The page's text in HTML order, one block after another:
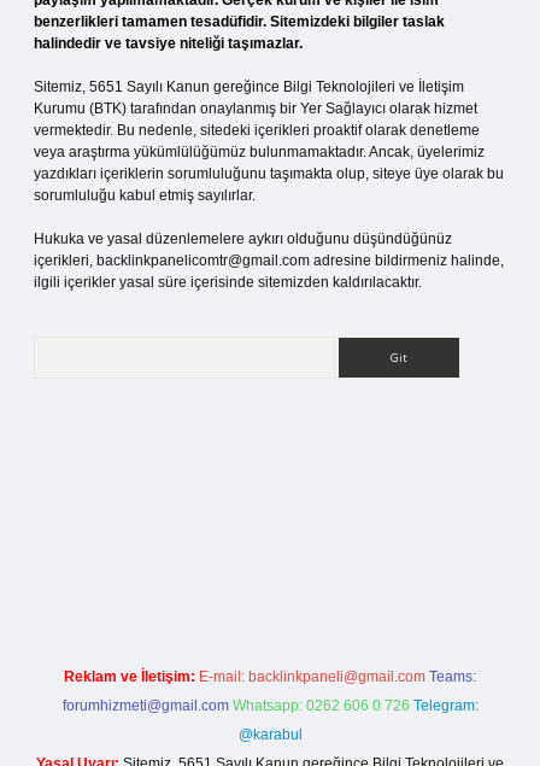
benzerlikleri tamamen tesadüfidir. Sitemizdeki bilgiler taslak
halindedir ve tavsiye niteliği taşımazlar.
Sitemiz, 5651 Sayılı Kanun gereğince Bilgi Teknolojileri ve İletişim
Kurumu (BTK) tarafından onaylanmış bir Yer Sağlayıcı olarak hizmet
vermektedir. Bu nedenle, sitedeki içerikleri proaktif olarak denetleme
veya araştırma yükümlülüğümüz bulunmamaktadır. Ancak, üyelerimiz
yazdıkları içeriklerin sorumluluğunu taşımakta olup, siteye üye olarak bu
sorumluluğu kabul etmiş sayılırlar.
Hukuka ve yasal düzenlemelere aykırı olduğunu düşündüğünüz
içerikleri, backlinkpanelicomtr@gmail.com adresine bildirmeniz halinde,
ilgili içerikler yasal süre içerisinde sitemizden kaldırılacaktır.
Reklam ve İletişim: E-mail: backlinkpaneli@gmail.com Teams:
forumhizmeti@gmail.com Whatsapp: 0262 606 0 726 Telegram:
@karabul